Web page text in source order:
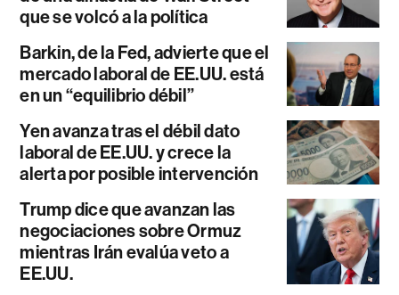
que se volcó a la política
Barkin, de la Fed, advierte que el
mercado laboral de EE.UU. está
en un “equilibrio débil”
Yen avanza tras el débil dato
laboral de EE.UU. y crece la
alerta por posible intervención
Trump dice que avanzan las
negociaciones sobre Ormuz
mientras Irán evalúa veto a
EE.UU.